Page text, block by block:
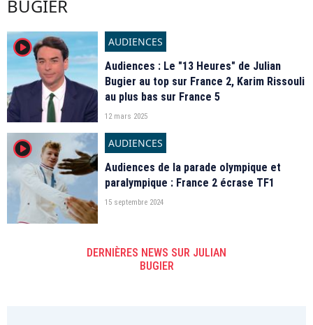
BUGIER
player2
AUDIENCES
Audiences : Le "13 Heures" de Julian
Bugier au top sur France 2, Karim Rissouli
au plus bas sur France 5
12 mars 2025
player2
AUDIENCES
Audiences de la parade olympique et
paralympique : France 2 écrase TF1
15 septembre 2024
DERNIÈRES NEWS SUR JULIAN
BUGIER